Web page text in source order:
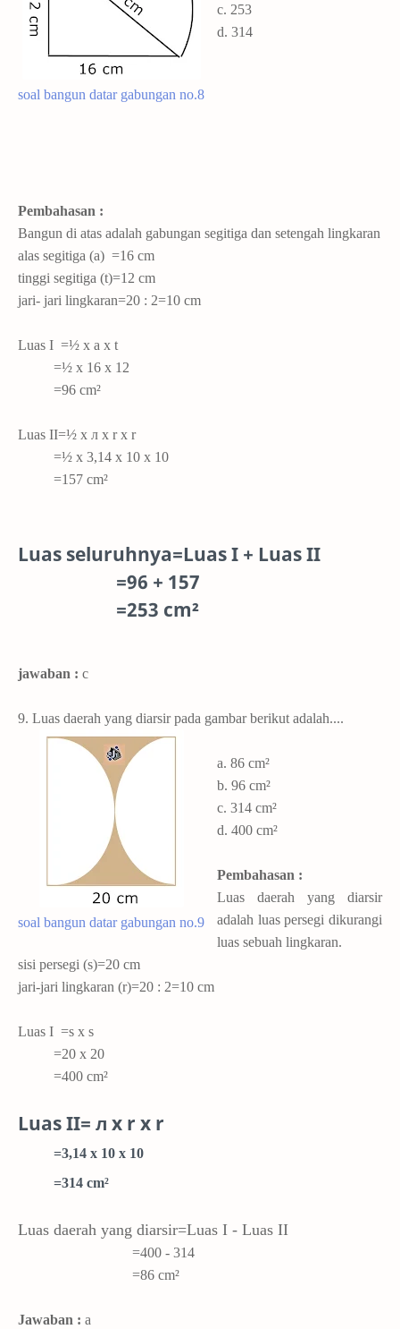
soal bangun datar gabungan no.8
c. 253
d. 314
Pembahasan :
Bangun di atas adalah gabungan segitiga dan setengah lingkaran
alas segitiga (a) =16 cm
tinggi segitiga (t)=12 cm
jari- jari lingkaran=20 : 2=10 cm
Luas I =½ x a x t
=½ x 16 x 12
=96 cm²
Luas II=½ x л x r x r
=½ x 3,14 x 10 x 10
=157 cm²
Luas seluruhnya=Luas I + Luas II
=96 + 157
=253 cm²
jawaban : c
9. Luas daerah yang diarsir pada gambar berikut adalah....
soal bangun datar gabungan no.9
a. 86 cm²
b. 96 cm²
c. 314 cm²
d. 400 cm²
Pembahasan :
Luas daerah yang diarsir
adalah luas persegi dikurangi
luas sebuah lingkaran.
sisi persegi (s)=20 cm
jari-jari lingkaran (r)=20 : 2=10 cm
Luas I =s x s
=20 x 20
=400 cm²
Luas II= л x r x r
=3,14 x 10 x 10
=314 cm²
Luas daerah yang diarsir=Luas I - Luas II
=400 - 314
=86 cm²
Jawaban : a